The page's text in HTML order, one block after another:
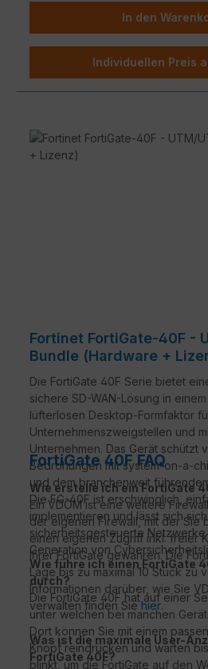
für Netzwerk und Sicherheit,
tiefgreifende Analysen, und
In den
Individuellen Preis
Fortinet FortiGate-40F -
Bundle (Hardware +
Die FortiGate 40F Serie bietet
sichere SD-WAN-Lösung in
lüfterlosen Desktop-Formfaktor
Unternehmenszweigstellen und
Unternehmen. Das Gerät schützt
Bedrohungen mit system-on-a-
und dem branchenweit
Die FG-40F ist erschwinglich,
implementieren und lässt sich
sicherheitsgesteuerte
Generation von
FortiGate 40F FAQ
Wie erstelle ich ein FortiGate
Ein VDOM ist eine weitere
der eigenen Firewall, mit der Sie
einen eigenen Zugriff inkl. freier
Ihrer FortiGate gewähren. Die
Lage bis zu maximal 10 Stück zu
Informationen darüber, wie Sie
verwalten finden Siehier.
Wie führe ich einen FortiGate
durch?
Die FortiGate 40F hat auf einer
unter welchen bei manchen
Dort können Sie mit einem
Knopf reindrücken und warten
blinkt, um die FortiGate auf den
Was ist die maximale User-
FortiGate 40F?